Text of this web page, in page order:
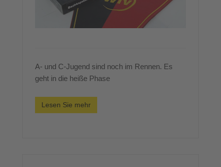
A- und C-Jugend sind noch im Rennen. Es
geht in die heiße Phase
Lesen Sie mehr